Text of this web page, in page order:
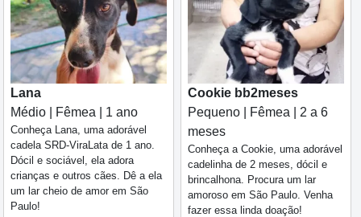
Lana
Médio | Fêmea | 1 ano
Conheça Lana, uma adorável
cadela SRD-ViraLata de 1 ano.
Dócil e sociável, ela adora
crianças e outros cães. Dê a ela
um lar cheio de amor em São
Paulo!
Cookie bb2meses
Pequeno | Fêmea | 2 a 6
meses
Conheça a Cookie, uma adorável
cadelinha de 2 meses, dócil e
brincalhona. Procura um lar
amoroso em São Paulo. Venha
fazer essa linda doação!